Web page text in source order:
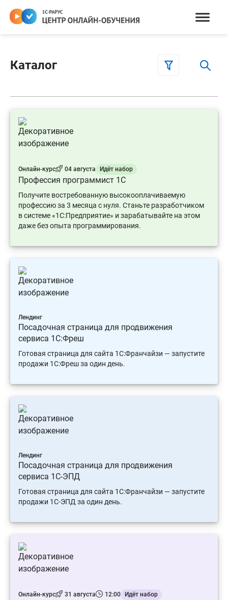
Каталог
Онлайн-курс 04 августа Идёт набор
Профессия программист 1С
Получите востребованную высокооплачиваемую
профессию за 3 месяца с нуля. Станьте разработчиком
в системе «1С:Предприятие» и зарабатывайте на этом
даже без опыта программирования.
Лендинг
Посадочная страница для продвижения
сервиса 1С:Фреш
Готовая страница для сайта 1С:Франчайзи — запустите
продажи 1С:Фреш за один день.
Лендинг
Посадочная страница для продвижения
сервиса 1С‑ЭПД
Готовая страница для сайта 1С:Франчайзи — запустите
продажи 1С-ЭПД за один день.
Онлайн-курс 31 августа 12:00 Идёт набор